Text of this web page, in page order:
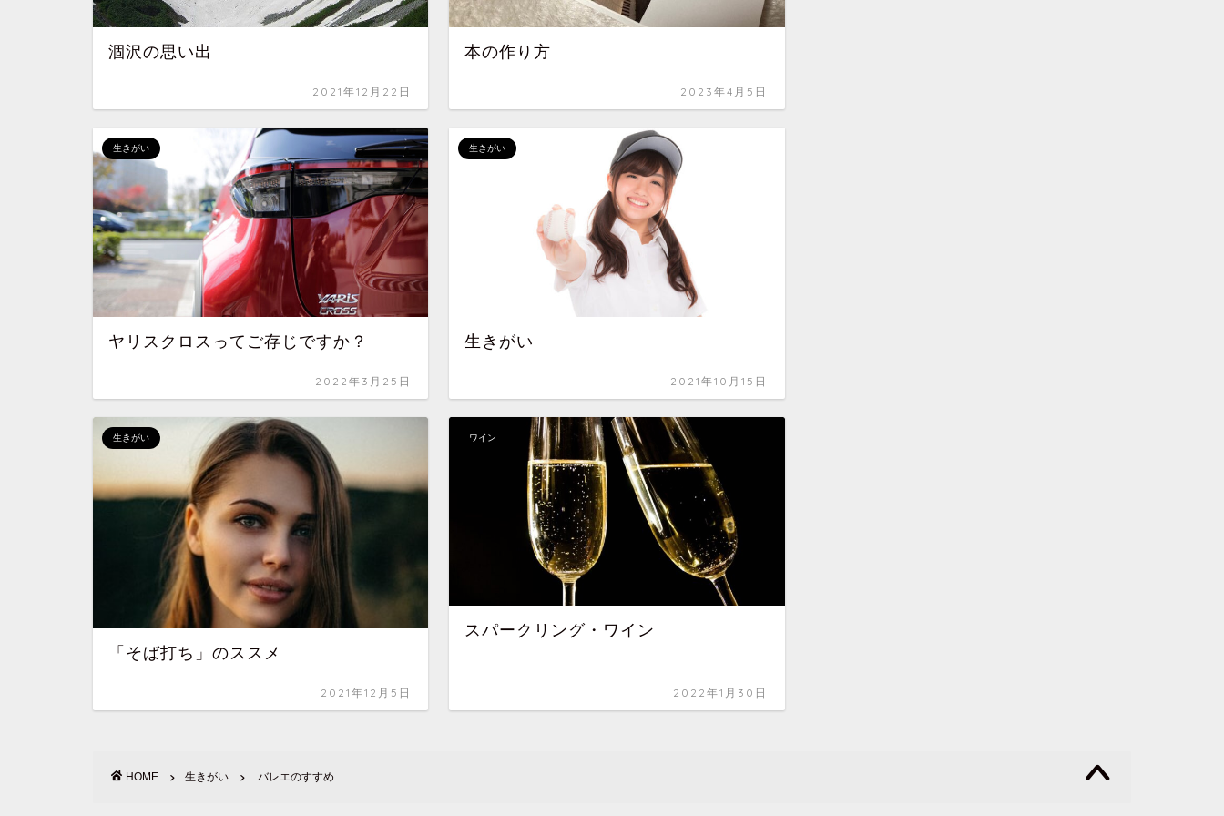
涸沢の思い出
2021年12月22日
本の作り方
2023年4月5日
生きがい
ヤリスクロスってご存じですか？
2022年3月25日
生きがい
生きがい
2021年10月15日
生きがい
「そば打ち」のススメ
2021年12月5日
ワイン
スパークリング・ワイン
2022年1月30日
HOME 生きがい バレエのすすめ